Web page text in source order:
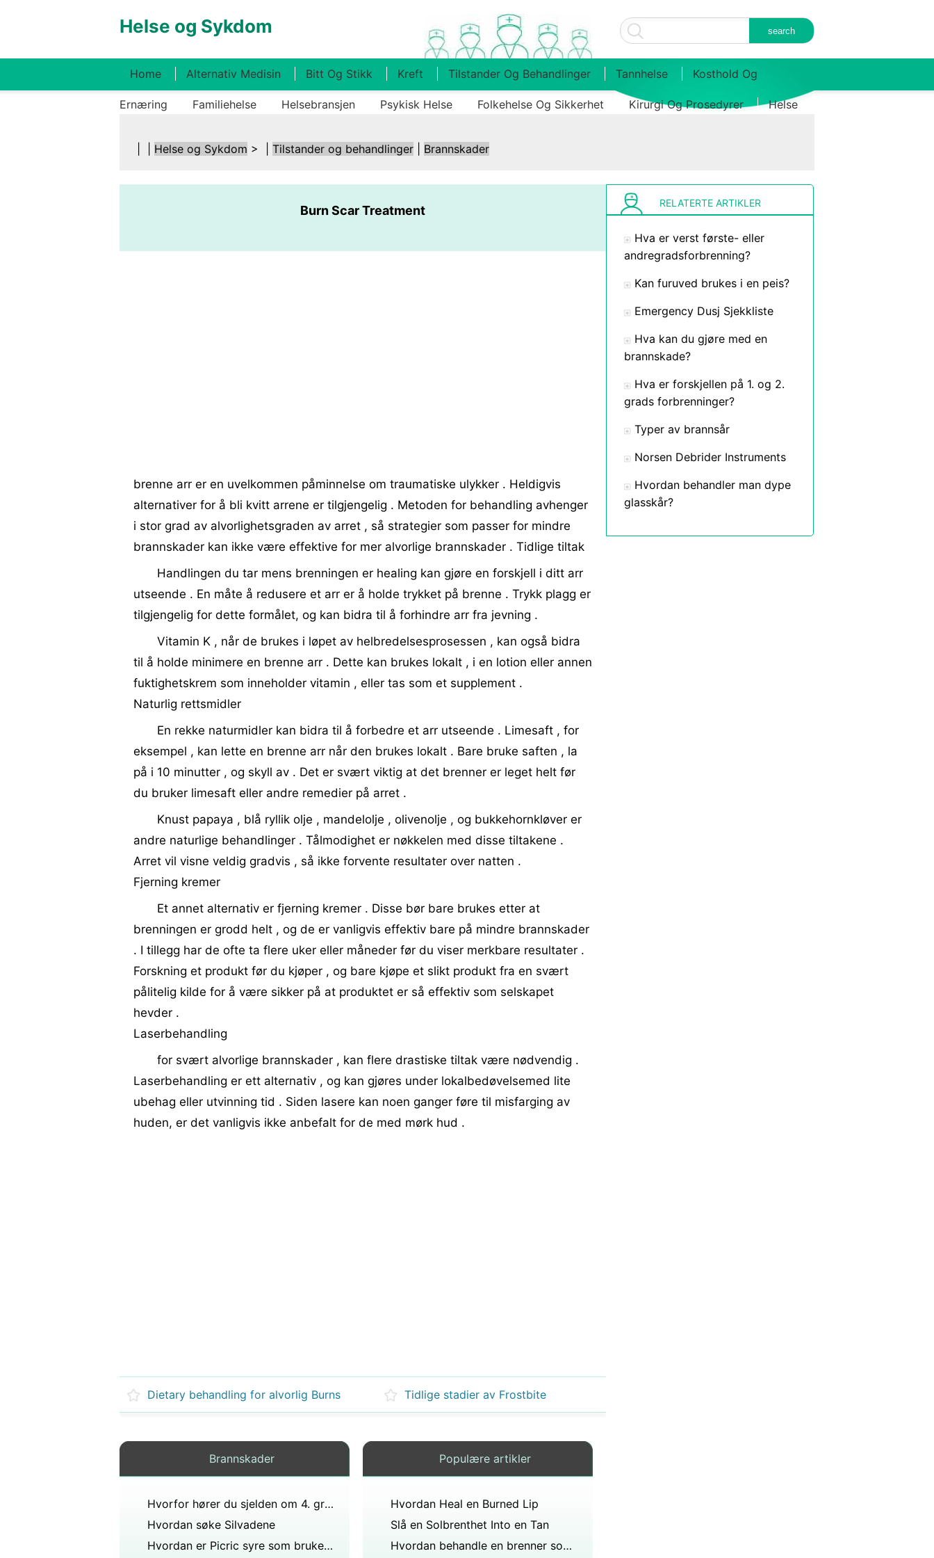
Helse og Sykdom
Home Alternativ Medisin Bitt Og Stikk Kreft Tilstander Og Behandlinger Tannhelse Kosthold Og
Ernæring Familiehelse Helsebransjen Psykisk Helse Folkehelse Og Sikkerhet Kirurgi Og Prosedyrer Helse
Helse og Sykdom > | Tilstander og behandlinger Brannskader
Burn Scar Treatment
brenne arr er en uvelkommen påminnelse om traumatiske ulykker . Heldigvis
alternativer for å bli kvitt arrene er tilgjengelig . Metoden for behandling avhenger
i stor grad av alvorlighetsgraden av arret , så strategier som passer for mindre
brannskader kan ikke være effektive for mer alvorlige brannskader . Tidlige tiltak
Handlingen du tar mens brenningen er healing kan gjøre en forskjell i ditt arr
utseende . En måte å redusere et arr er å holde trykket på brenne . Trykk plagg er
tilgjengelig for dette formålet, og kan bidra til å forhindre arr fra jevning .
Vitamin K , når de brukes i løpet av helbredelsesprosessen , kan også bidra
til å holde minimere en brenne arr . Dette kan brukes lokalt , i en lotion eller annen
fuktighetskrem som inneholder vitamin , eller tas som et supplement .
Naturlig rettsmidler
En rekke naturmidler kan bidra til å forbedre et arr utseende . Limesaft , for
eksempel , kan lette en brenne arr når den brukes lokalt . Bare bruke saften , la
på i 10 minutter , og skyll av . Det er svært viktig at det brenner er leget helt før
du bruker limesaft eller andre remedier på arret .
Knust papaya , blå ryllik olje , mandelolje , olivenolje , og bukkehornkløver er
andre naturlige behandlinger . Tålmodighet er nøkkelen med disse tiltakene .
Arret vil visne veldig gradvis , så ikke forvente resultater over natten .
Fjerning kremer
Et annet alternativ er fjerning kremer . Disse bør bare brukes etter at
brenningen er grodd helt , og de ​​er vanligvis effektiv bare på mindre brannskader
. I tillegg har de ofte ta flere uker eller måneder før du viser merkbare resultater .
Forskning et produkt før du kjøper , og bare kjøpe et slikt produkt fra en svært
pålitelig kilde for å være sikker på at produktet er så effektiv som selskapet
hevder .
Laserbehandling
for svært alvorlige brannskader , kan flere drastiske tiltak være nødvendig .
Laserbehandling er ett alternativ , og kan gjøres under lokalbedøvelsemed lite
ubehag eller utvinning tid . Siden lasere kan noen ganger føre til misfarging av
huden, er det vanligvis ikke anbefalt for de med mørk hud .
Dietary behandling for alvorlig Burns Tidlige stadier av Frostbite
Brannskader
Hvorfor hører du sjelden om 4. grads forbrenninger?
Hvordan søke Silvadene
Hvordan er Picric syre som brukes for behandling av brannsår
Populære artikler
Hvordan Heal en Burned Lip
Slå en Solbrenthet Into en Tan
Hvordan behandle en brenner som er peeling
RELATERTE ARTIKLER
Hva er verst første- eller
andregradsforbrenning?
Kan furuved brukes i en peis?
Emergency Dusj Sjekkliste
Hva kan du gjøre med en
brannskade?
Hva er forskjellen på 1. og 2.
grads forbrenninger?
Typer av brannsår
Norsen Debrider Instruments
Hvordan behandler man dype
glasskår?